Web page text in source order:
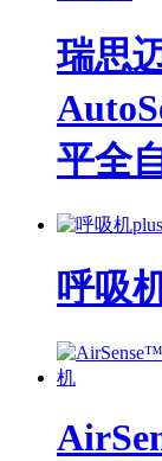
瑞思
平全
呼吸